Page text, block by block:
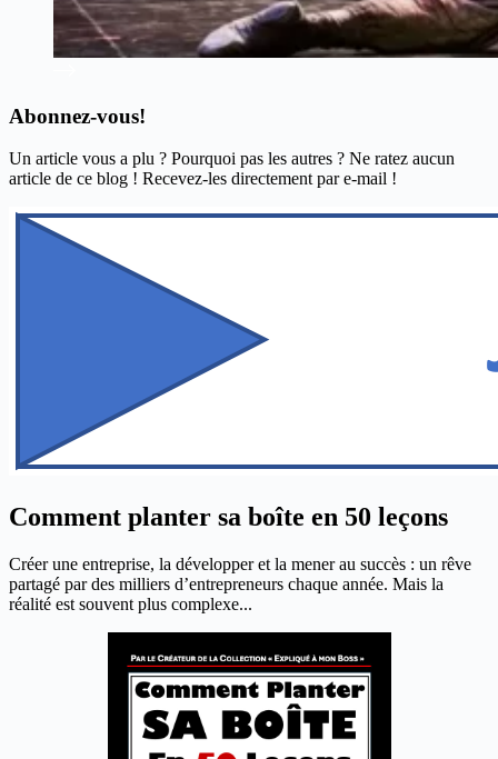
Abonnez-vous!
Un article vous a plu ? Pourquoi pas les autres ? Ne ratez aucun
article de ce blog ! Recevez-les directement par e-mail !
Comment planter sa boîte en 50 leçons
Créer une entreprise, la développer et la mener au succès : un rêve
partagé par des milliers d’entrepreneurs chaque année. Mais la
réalité est souvent plus complexe...